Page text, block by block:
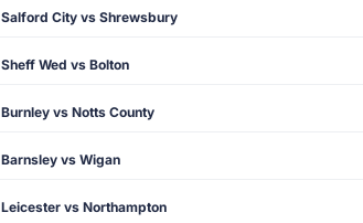
Salford City vs Shrewsbury
Sheff Wed vs Bolton
Burnley vs Notts County
Barnsley vs Wigan
Leicester vs Northampton